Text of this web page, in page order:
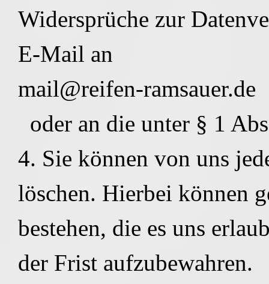
Widersprüche zur
E-Mail an
mail@reifen-ramsauer.de
oder an die unter § 1
4. Sie können von uns
löschen. Hierbei können
bestehen, die es uns
der Frist aufzubewahren.